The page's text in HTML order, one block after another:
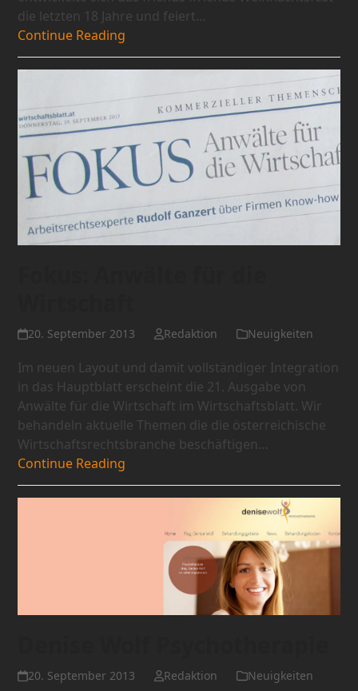
die letzten 18 Jahre und feiert…
Continue Reading
20. September 2013 Redaktion Neuigkeiten
Im neuen Layout und damit vollständiger Integration
in das Hauptblatt erscheint die 21. Ausgabe von
Anwälte für die Wirtschaft im Wirtschaftsblatt. Wir
behandeln aktuelle Themen die die österreichische
Wirtschaftsrechtsbranche beschäftigen…
Continue Reading
20. September 2013 Redaktion Neuigkeiten